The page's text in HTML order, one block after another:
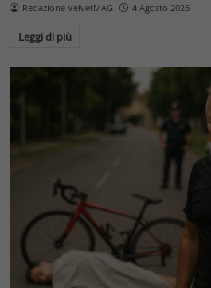
Redazione VelvetMAG 4 Agosto 2026
Leggi di più